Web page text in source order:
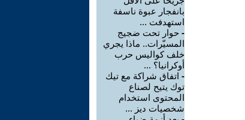
بانفجار عبوة ناسفة
استهدفت ...
- حوار تحت ضجيج
المسيّرات.. ماذا يجري
خلف كواليس حرب
أوكرانيا؟ ...
- اتفاق شراكة مع تيك
توك يتيح لصناع
المحتوى استخدام
شخصيات ديز ...